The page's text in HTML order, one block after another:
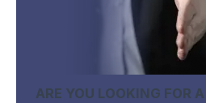
ARE YOU LOOKING FOR A